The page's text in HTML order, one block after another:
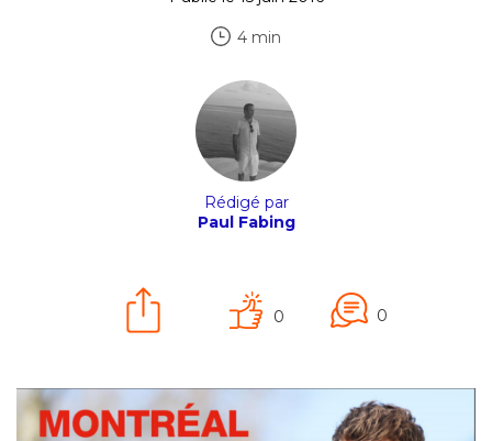
4 min
Rédigé par
Paul Fabing
0 0